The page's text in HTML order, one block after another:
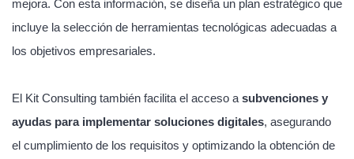
mejora. Con esta información, se diseña un plan estratégico que
incluye la selección de herramientas tecnológicas adecuadas a
los objetivos empresariales.
El Kit Consulting también facilita el acceso a subvenciones y
ayudas para implementar soluciones digitales, asegurando
el cumplimiento de los requisitos y optimizando la obtención de